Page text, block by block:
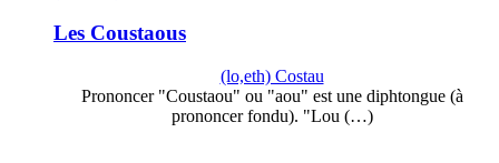
Les Coustaous
(lo,eth) Costau
Prononcer "Coustaou" ou "aou" est une diphtongue (à
prononcer fondu). "Lou (…)